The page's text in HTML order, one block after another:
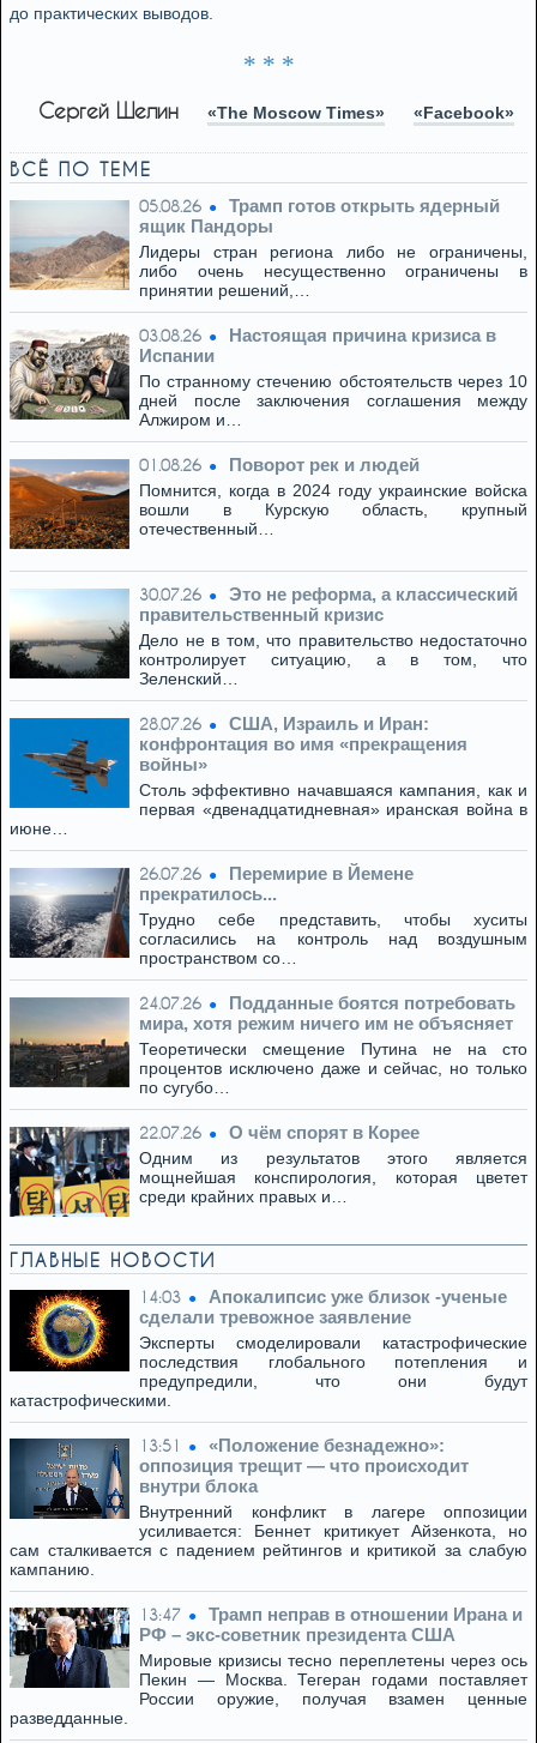
до практических выводов.
* * *
Сергей Шелин «The Moscow Times» «Facebook»
ВСЁ ПО ТЕМЕ
05.08.26
Трамп готов открыть ядерный
ящик Пандоры
Лидеры стран региона либо не ограничены,
либо очень несущественно ограничены в
принятии решений,…
03.08.26
Настоящая причина кризиса в
Испании
По странному стечению обстоятельств через 10
дней после заключения соглашения между
Алжиром и…
01.08.26 Поворот рек и людей
Помнится, когда в 2024 году украинские войска
вошли в Курскую область, крупный
отечественный…
30.07.26
Это не реформа, а классический
правительственный кризис
Дело не в том, что правительство недостаточно
контролирует ситуацию, а в том, что
Зеленский…
28.07.26
США, Израиль и Иран:
конфронтация во имя «прекращения
войны»
Столь эффективно начавшаяся кампания, как и
первая «двенадцатидневная» иранская война в
июне…
26.07.26
Перемирие в Йемене
прекратилось...
Трудно себе представить, чтобы хуситы
согласились на контроль над воздушным
пространством со…
24.07.26
Подданные боятся потребовать
мира, хотя режим ничего им не объясняет
Теоретически смещение Путина не на сто
процентов исключено даже и сейчас, но только
по сугубо…
22.07.26 О чём спорят в Корее
Одним из результатов этого является
мощнейшая конспирология, которая цветет
среди крайних правых и…
ГЛАВНЫЕ НОВОСТИ
14:03
Апокалипсис уже близок -ученые
сделали тревожное заявление
Эксперты смоделировали катастрофические
последствия глобального потепления и
предупредили, что они будут
катастрофическими.
13:51
«Положение безнадежно»:
оппозиция трещит — что происходит
внутри блока
Внутренний конфликт в лагере оппозиции
усиливается: Беннет критикует Айзенкота, но
сам сталкивается с падением рейтингов и критикой за слабую
кампанию.
13:47
Трамп неправ в отношении Ирана и
РФ – экс-советник президента США
Мировые кризисы тесно переплетены через ось
Пекин — Москва. Тегеран годами поставляет
России оружие, получая взамен ценные
разведданные.